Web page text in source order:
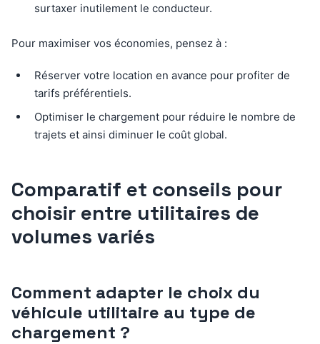
surtaxer inutilement le conducteur.
Pour maximiser vos économies, pensez à :
Réserver votre location en avance pour profiter de
tarifs préférentiels.
Optimiser le chargement pour réduire le nombre de
trajets et ainsi diminuer le coût global.
Comparatif et conseils pour
choisir entre utilitaires de
volumes variés
Comment adapter le choix du
véhicule utilitaire au type de
chargement ?